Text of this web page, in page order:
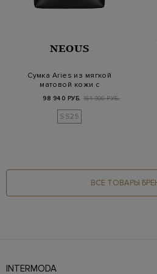
NEOUS
Сумка Aries из мягкой
матовой кожи с
98 940 РУБ. 164 900 РУБ.
SS25
ВСЕ ТОВАРЫ
INTERMODA